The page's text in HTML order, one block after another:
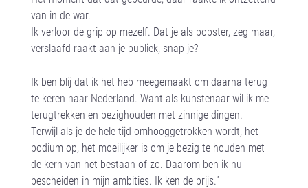
van in de war.
Ik verloor de grip op mezelf. Dat je als popster, zeg maar,
verslaafd raakt aan je publiek, snap je?
Ik ben blij dat ik het heb meegemaakt om daarna terug
te keren naar Nederland. Want als kunstenaar wil ik me
terugtrekken en bezighouden met zinnige dingen.
Terwijl als je de hele tijd omhooggetrokken wordt, het
podium op, het moeilijker is om je bezig te houden met
de kern van het bestaan of zo. Daarom ben ik nu
bescheiden in mijn ambities. Ik ken de prijs.”